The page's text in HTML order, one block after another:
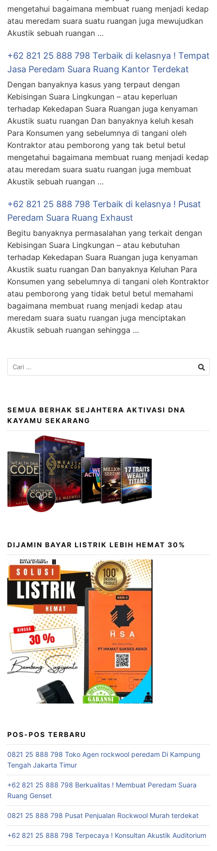
mengetahui bagaimana membuat ruang menjadi kedap
atau meredam suara suatu ruangan juga mewujudkan
Akustik sebuah ruangan …
+62 821 25 888 798 Terbaik di kelasnya ! Tempat
Jasa Peredam Suara Ruang Kantor Terdekat
Dengan banyaknya kasus yang terpaut dengan
Kebisingan Suara Lingkungan – atau keperluan
terhadap Kekedapan Suara Ruangan juga kenyaman
Akustik suatu ruangan Dan banyaknya keluh kesah
Para Konsumen yang sebelumnya di tangani oleh
Kontraktor atau pemborong yang tak betul betul
mengetahui bagaimana membuat ruang menjadi kedap
atau meredam suara suatu ruangan juga membuat
Akustik sebuah ruangan …
+62 821 25 888 798 Terbaik di kelasnya ! Pusat
Peredam Suara Ruang Exhaust
Begitu banyaknya permasalahan yang terkait dengan
Kebisingan Suara Lingkungan – atau kebutuhan
terhadap Kekedapan Suara Ruangan juga kenyaman
Akustik suatu ruangan Dan banyaknya Keluhan Para
Konsumen yang sebelumnya di tangani oleh Kontraktor
atau pemborong yang tidak betul betul memahami
bagaimana membuat ruang menjadi kedap atau
meredam suara suatu ruangan juga menciptakan
Akustik sebuah ruangan sehingga …
SEMUA BERHAK SEJAHTERA AKTIVASI DNA
KAYAMU SEKARANG
DIJAMIN BAYAR LISTRIK LEBIH HEMAT 30%
POS-POS TERBARU
0821 25 888 798 Toko Agen rockwool peredam Di Kampung
Tengah Jakarta Timur
+62 821 25 888 798 Berkualitas ! Membuat Peredam Suara
Ruang Genset
0821 25 888 798 Pusat Penjualan Rockwool Murah terdekat
+62 821 25 888 798 Terpecaya ! Konsultan Akustik Auditorium